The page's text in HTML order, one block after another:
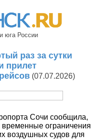
юга России
раз за сутки
прилет
(07.07.2026)
Сочи сообщила,
временные ограничения
воздушных судов для